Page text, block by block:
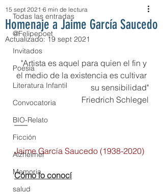
Todas las entradas
@Felipepoet
Invitados
Poesía
Literatura Infantil
Convocatoria
BIO-Relato
Ficción
Alzheimer
Memoria
salud
Homenaje a Jaime García Saucedo
15 sept 2021 6 min de lectura
Actualizado:19 sept 2021
"Artista es aquel para quien el fin y
el medio de la existencia es cultivar
su sensibilidad"
Friedrich Schlegel
Jaime García Saucedo (1938-2020)
Cómo lo conocí